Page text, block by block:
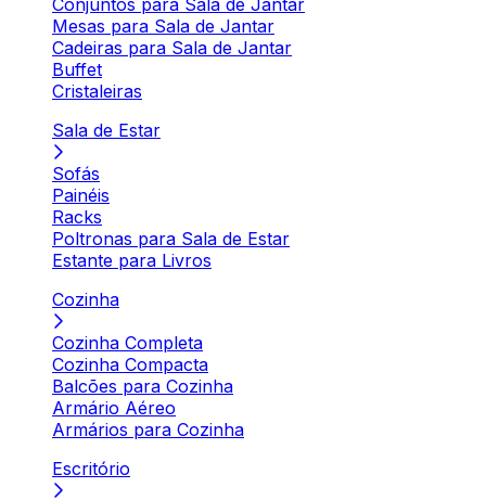
Conjuntos para Sala de Jantar
Mesas para Sala de Jantar
Cadeiras para Sala de Jantar
Buffet
Cristaleiras
Sala de Estar
Sofás
Painéis
Racks
Poltronas para Sala de Estar
Estante para Livros
Cozinha
Cozinha Completa
Cozinha Compacta
Balcões para Cozinha
Armário Aéreo
Armários para Cozinha
Escritório